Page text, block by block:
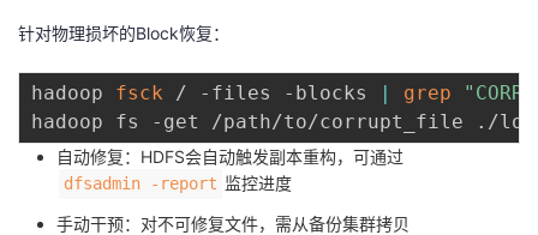
针对物理损坏的Block恢复：
hadoop fsck / -files -blocks | grep
自动修复：HDFS会自动触发副本重构，可通过
dfsadmin -report 监控进度
手动干预：对不可修复文件，需从备份集群拷贝